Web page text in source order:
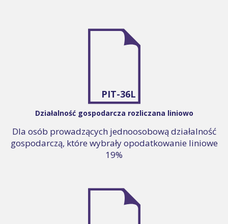
PIT-36L
Działalność gospodarcza rozliczana liniowo
Dla osób prowadzących jednoosobową działalność
gospodarczą, które wybrały opodatkowanie liniowe
19%